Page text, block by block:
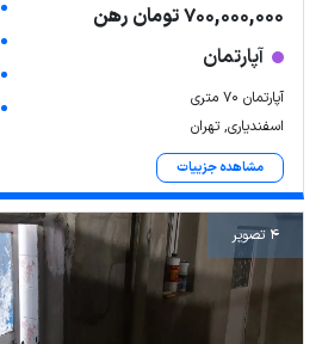
700,000,000 تومان رهن
آپارتمان
آپارتمان ۷۰ متری
اسفندیاری, تهران
مشاهده جزییات
4 تصویر